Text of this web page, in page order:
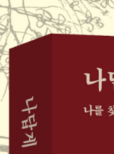
파악해야
내게 미친 영향을 아는
아야
면
악해야
믿고 싶은 마음